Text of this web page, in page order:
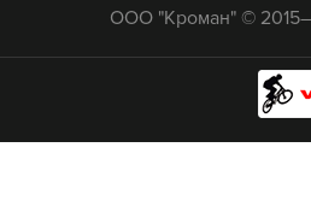
ООО "Кроман" ©